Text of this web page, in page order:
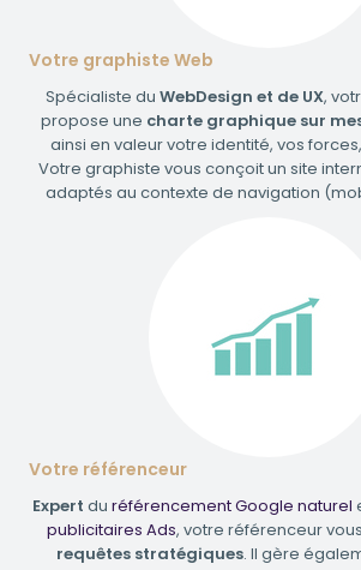
Votre graphiste Web
Spécialiste du WebDesign et de UX,
propose une charte graphique sur
ainsi en valeur votre identité, vos
Votre graphiste vous conçoit un site
adaptés au contexte de navigation
Votre référenceur
Expert du référencement Google naturel
publicitaires Ads, votre référenceur
requêtes stratégiques. Il gère